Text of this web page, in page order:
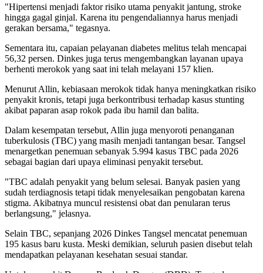
"Hipertensi menjadi faktor risiko utama penyakit jantung, stroke
hingga gagal ginjal. Karena itu pengendaliannya harus menjadi
gerakan bersama," tegasnya.
Sementara itu, capaian pelayanan diabetes melitus telah mencapai
56,32 persen. Dinkes juga terus mengembangkan layanan upaya
berhenti merokok yang saat ini telah melayani 157 klien.
Menurut Allin, kebiasaan merokok tidak hanya meningkatkan risiko
penyakit kronis, tetapi juga berkontribusi terhadap kasus stunting
akibat paparan asap rokok pada ibu hamil dan balita.
Dalam kesempatan tersebut, Allin juga menyoroti penanganan
tuberkulosis (TBC) yang masih menjadi tantangan besar. Tangsel
menargetkan penemuan sebanyak 5.994 kasus TBC pada 2026
sebagai bagian dari upaya eliminasi penyakit tersebut.
"TBC adalah penyakit yang belum selesai. Banyak pasien yang
sudah terdiagnosis tetapi tidak menyelesaikan pengobatan karena
stigma. Akibatnya muncul resistensi obat dan penularan terus
berlangsung," jelasnya.
Selain TBC, sepanjang 2026 Dinkes Tangsel mencatat penemuan
195 kasus baru kusta. Meski demikian, seluruh pasien disebut telah
mendapatkan pelayanan kesehatan sesuai standar.